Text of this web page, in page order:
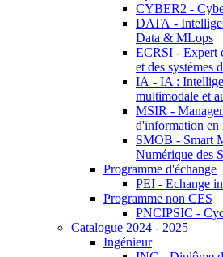
CYBER2 -
DATA -
Data & MLops
ECRSI - Expert
et des systèmes
IA - IA :
multimodale et
MSIR -
d'information en
SMOB - Smart
Numérique des
Programme d'échange
PEI - Echange
Programme non CES
PNCIPSIC -
Catalogue 2024 - 2025
Ingénieur